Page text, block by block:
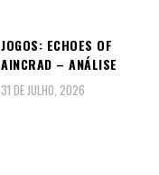
JOGOS: ECHOES OF
AINCRAD – ANÁLISE
31 DE JULHO, 2026